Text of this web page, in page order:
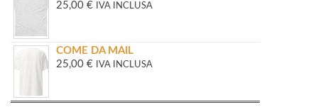
25,00 € IVA INCLUSA
COME DA MAIL
25,00 € IVA INCLUSA